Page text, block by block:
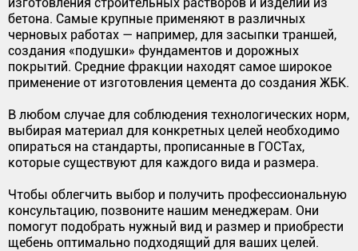
бетона. Самые крупные применяют в различных
черновых работах — например, для засыпки траншей,
создания «подушки» фундаментов и дорожных
покрытий. Средние фракции находят самое широкое
применение от изготовления цемента до создания ЖБК.
В любом случае для соблюдения технологических норм,
выбирая материал для конкретных целей необходимо
опираться на стандарты, прописанные в ГОСТах,
которые существуют для каждого вида и размера.
Чтобы облегчить выбор и получить профессиональную
консультацию, позвоните нашим менеджерам. Они
помогут подобрать нужный вид и размер и приобрести
щебень оптимально подходящий для ваших целей.